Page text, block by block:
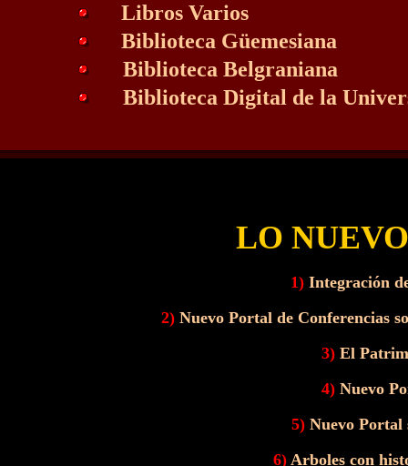
Libros Varios
Biblioteca Güemesiana
Biblioteca Belgraniana
Biblioteca Digital de la
LO
1) Integración
2) Nuevo Portal de Conferencias
3) El
4) Nuevo
5) Nuevo
6) Arboles con